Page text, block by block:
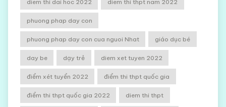
diem thi dai hoc 2022 diem thi thpt nam 2022
phuong phap day con
phuong phap day con cua nguoi Nhat giáo dục bé
day be dạy trẻ diem xet tuyen 2022
điểm xét tuyển 2022 điểm thi thpt quốc gia
điểm thi thpt quốc gia 2022 diem thi thpt